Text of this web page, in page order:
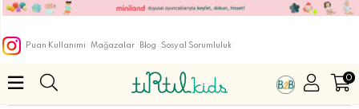
Puan Kullanımı Mağazalar Blog Sosyal Sorumluluk
0